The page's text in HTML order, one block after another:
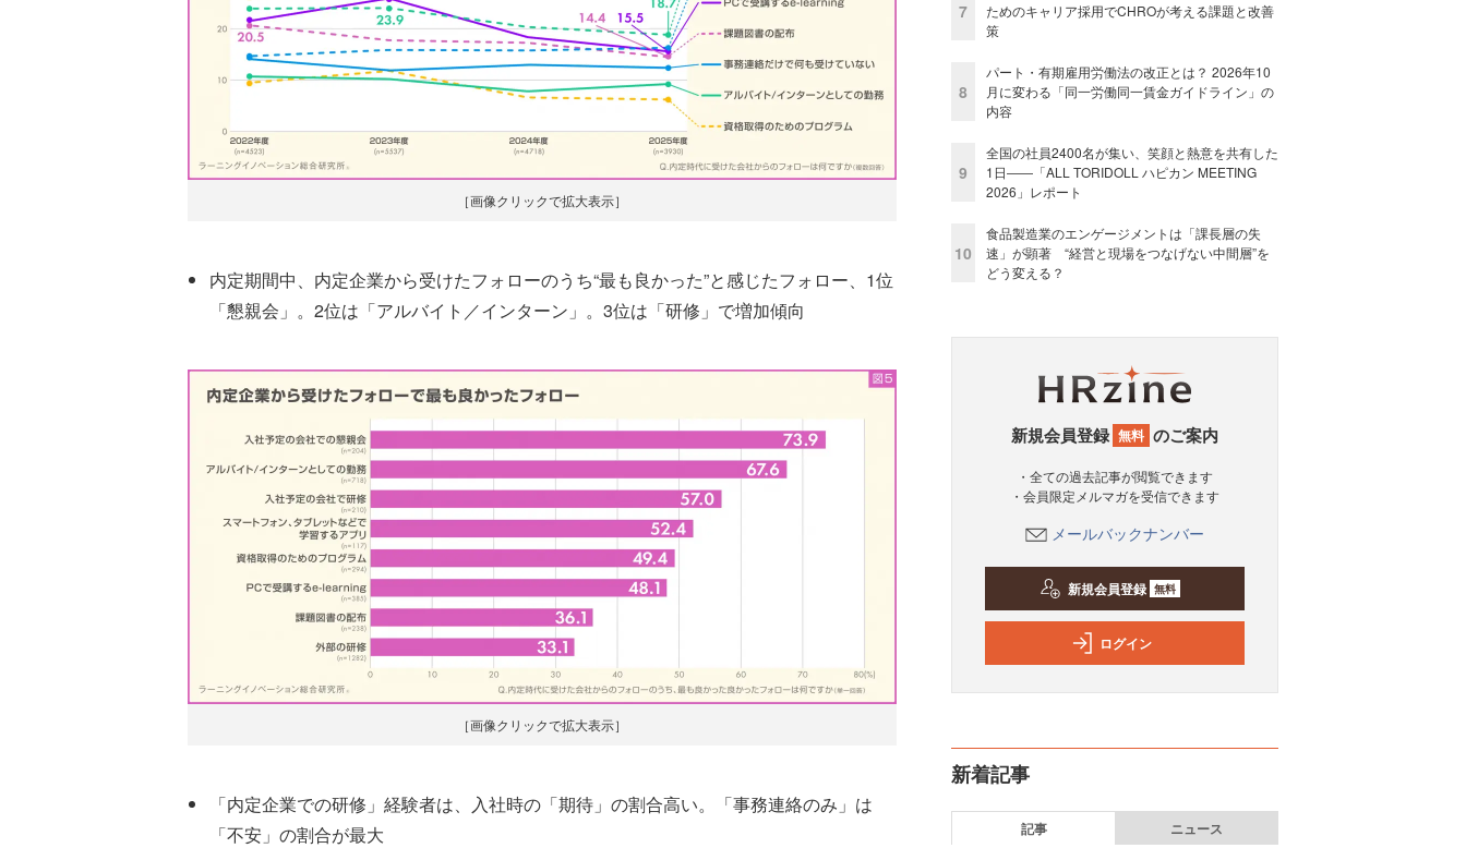
［画像クリックで拡大表示］
内定期間中、内定企業から受けたフォローのうち“最も良かった”と感じたフォロー、1位
「懇親会」。2位は「アルバイト／インターン」。3位は「研修」で増加傾向
［画像クリックで拡大表示］
「内定企業での研修」経験者は、入社時の「期待」の割合高い。「事務連絡のみ」は
「不安」の割合が最大
7
ためのキャリア採用でCHROが考える課題と改善
策
8
パート・有期雇用労働法の改正とは？ 2026年10
月に変わる「同一労働同一賃金ガイドライン」の
内容
9
全国の社員2400名が集い、笑顔と熱意を共有した
1日――「ALL TORIDOLL ハピカン MEETING
2026」レポート
10
食品製造業のエンゲージメントは「課長層の失
速」が顕著 “経営と現場をつなげない中間層”を
どう変える？
新規会員登録 無料 のご案内
・全ての過去記事が閲覧できます
・会員限定メルマガを受信できます
メールバックナンバー
新規会員登録 無料
ログイン
新着記事
記事 ニュース